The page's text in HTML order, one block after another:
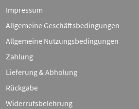
Impressum
Allgemeine Geschäftsbedingungen
Allgemeine Nutzungsbedingungen
Zahlung
Lieferung & Abholung
Rückgabe
Widerrufsbelehrung